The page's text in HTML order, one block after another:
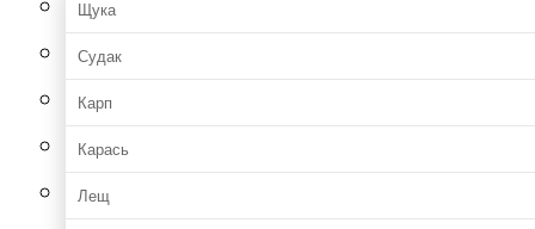
Щука
Судак
Карп
Карась
Лещ